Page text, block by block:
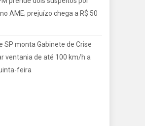
AME; prejuízo chega a R$ 50
SP monta Gabinete de Crise
ventania de até 100 km/h a
feira